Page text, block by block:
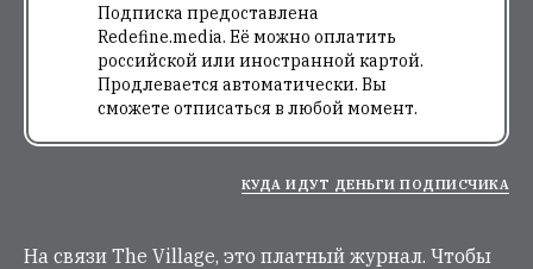
Подписка предоставлена
Redefine.media. Её можно оплатить
российской или иностранной картой.
Продлевается автоматически. Вы
сможете отписаться в любой момент.
КУДА ИДУТ ДЕНЬГИ ПОДПИСЧИКА
На связи The Village, это платный журнал. Чтобы